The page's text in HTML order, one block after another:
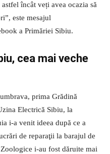
încât veți avea ocazia să
este mesajul
a Primăriei Sibiu.
cea mai veche
prima Grădină
Electrică Sibiu, la
i-a venit ideea după ce a
de reparaţii la barajul de
i-au fost dăruite mai